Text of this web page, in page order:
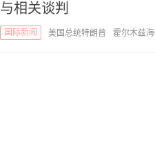
与相关谈判
国际新闻 美国总统特朗普 霍尔木兹